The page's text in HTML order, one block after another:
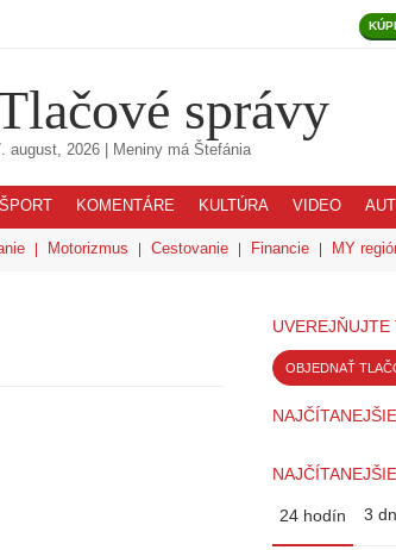
správy
august, 2026 | Meniny má Štefánia
ŠPORT KOMENTÁRE KULTÚRA VIDEO
Motorizmus Cestovanie Financie MY
UVEREJŇUJTE
OBJEDNAŤ
24 hodín 3